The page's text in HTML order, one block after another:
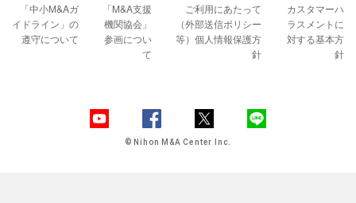
「中小M&Aガ
イドライン」の
遵守について
「M&A支援
機関協会」
参画につい
て
ご利用にあたって
（外部送信ポリシー
等）個人情報保護方
針
カスタマーハ
ラスメントに
対する基本方
針
© Nihon M&A Center Inc.